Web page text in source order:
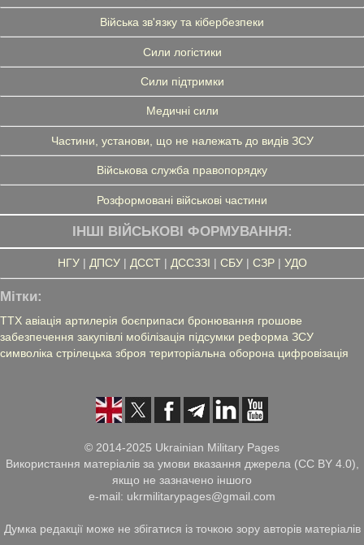
Війська зв'язку та кібербезпеки
Сили логістики
Сили підтримки
Медичні сили
Частини, установи, що не належать до видів ЗСУ
Військова служба правопорядку
Розформовані військові частини
ІНШІ ВІЙСЬКОВІ ФОРМУВАННЯ:
НГУ| ДПСУ| ДССТ| ДССЗЗІ | СБУ| СЗР| УДО
Мітки:
ТТХ авіація артилерія боєприпаси бронювання грошове
забезпечення закупівлі мобілізація підсумки реформа ЗСУ
символіка стрілецька зброя територіальна оборона цифровізація
© 2014-2025 Ukrainian Military Pages
Використання матеріалів за умови вказання джерела (CC BY 4.0),
якщо не зазначено іншого
e-mail: ukrmilitarypages@gmail.com
Думка редакції може не збігатися із точкою зору авторів матеріалів